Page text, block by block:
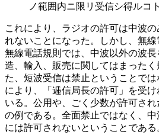
ノ範囲内ニ限リ受信シ得ルコ
これにより、ラジオの許可は中波
れないことになった。しかし、無
無線電話規則では、中波以外の波
造、輸入、販売に関してはまったく
た、短波受信は禁止ということで
により、「逓信局長の許可」を受
いる。公用や、ごく少数が許可さ
の例である。全面禁止ではなく、
には許可されないということである